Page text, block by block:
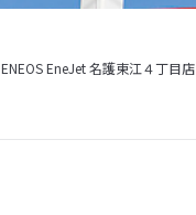
ENEOS EneJet 名護東江４丁目店